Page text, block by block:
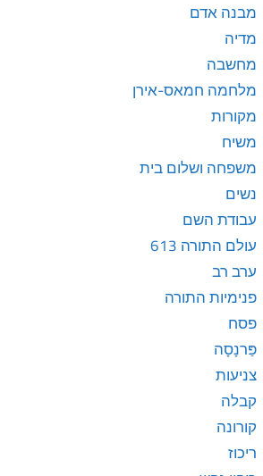
מבנה אדם
מדיה
מחשבה
מלחמה חמאס-אירן
מקורות
משיח
משפחה ושלום בית
נשים
עבודת השם
עולם התורה 613
ערב רב
פנימיות התורה
פסח
פַּרנָסָה
צניעות
קבלה
קורונה
ריכוז